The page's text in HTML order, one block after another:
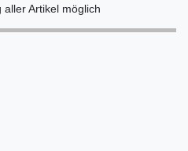
aller Artikel möglich